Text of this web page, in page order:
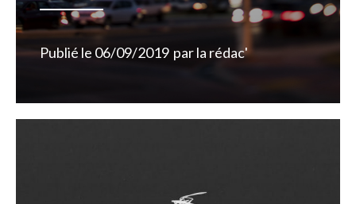
Publié le 06/09/2019 parla rédac'